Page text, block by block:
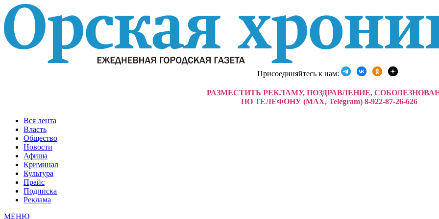
Присоединяйтесь к нам:
РАЗМЕСТИТЬ РЕКЛАМУ, ПОЗДРАВЛЕНИЕ,
ПО ТЕЛЕФОНУ (MAX, Telegram) 8-922-87-26-626
Вся лента
Власть
Общество
Новости
Афиша
Криминал
Культура
Прайс
Подписка
Реклама
МЕНЮ